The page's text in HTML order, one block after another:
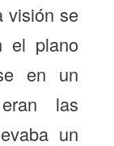
visión se
el plano
en un
las
un